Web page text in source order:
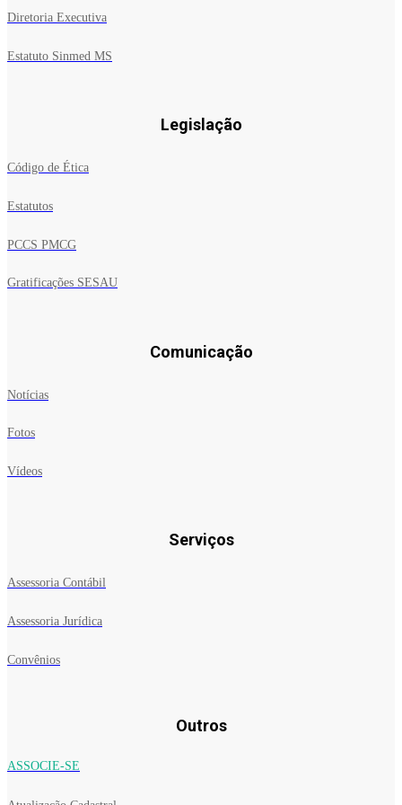
Diretoria Executiva
Estatuto Sinmed MS
Legislação
Código de Ética
Estatutos
PCCS PMCG
Gratificações SESAU
Comunicação
Notícias
Fotos
Vídeos
Serviços
Assessoria Contábil
Assessoria Jurídica
Convênios
Outros
ASSOCIE-SE